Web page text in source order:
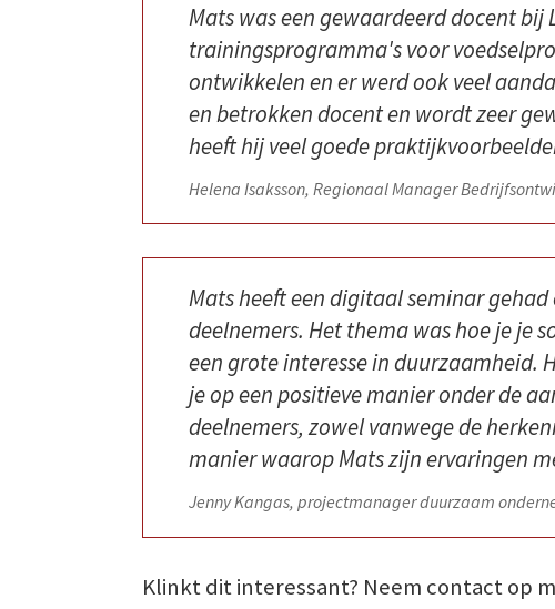
Mats was een gewaardeerd docent
trainingsprogramma's voor
ontwikkelen en er werd ook veel
en betrokken docent en wordt zeer
heeft hij veel goede
Helena Isaksson, Regionaal Manager
Mats heeft een digitaal seminar
deelnemers. Het thema was hoe je je
een grote interesse in duurzaamheid.
je op een positieve manier onder de
deelnemers, zowel vanwege de
manier waarop Mats zijn ervaringen
Jenny Kangas, projectmanager duurzaam
Klinkt dit interessant? Neem contact op